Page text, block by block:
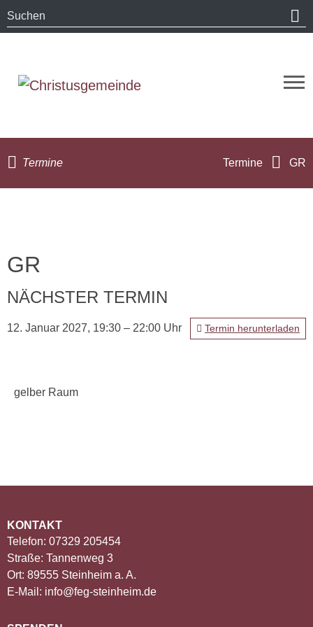
Termine Termine GR
GR
NÄCHSTER TERMIN
12. Januar 2027, 19:30 – 22:00 Uhr Termin herunterladen
gelber Raum
KONTAKT
Telefon: 07329 205454
Straße: Tannenweg 3
Ort: 89555 Steinheim a. A.
E-Mail: info@feg-steinheim.de